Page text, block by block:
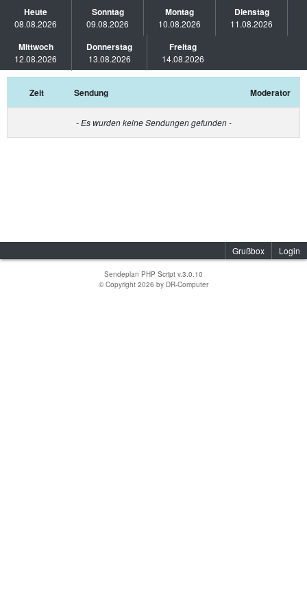
Heute
08.08.2026
Sonntag
09.08.2026
Montag
10.08.2026
Dienstag
11.08.2026
Mittwoch
12.08.2026
Donnerstag
13.08.2026
Freitag
14.08.2026
Zeit Sendung Moderator
- Es wurden keine Sendungen gefunden -
Grußbox Login
Sendeplan PHP Script v.3.0.10
© Copyright 2026 by DR-Computer